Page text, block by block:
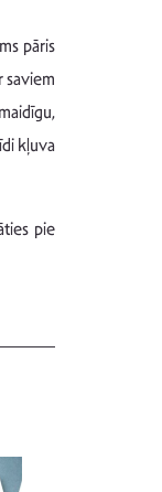
pāris
saviem
kļuva
pie